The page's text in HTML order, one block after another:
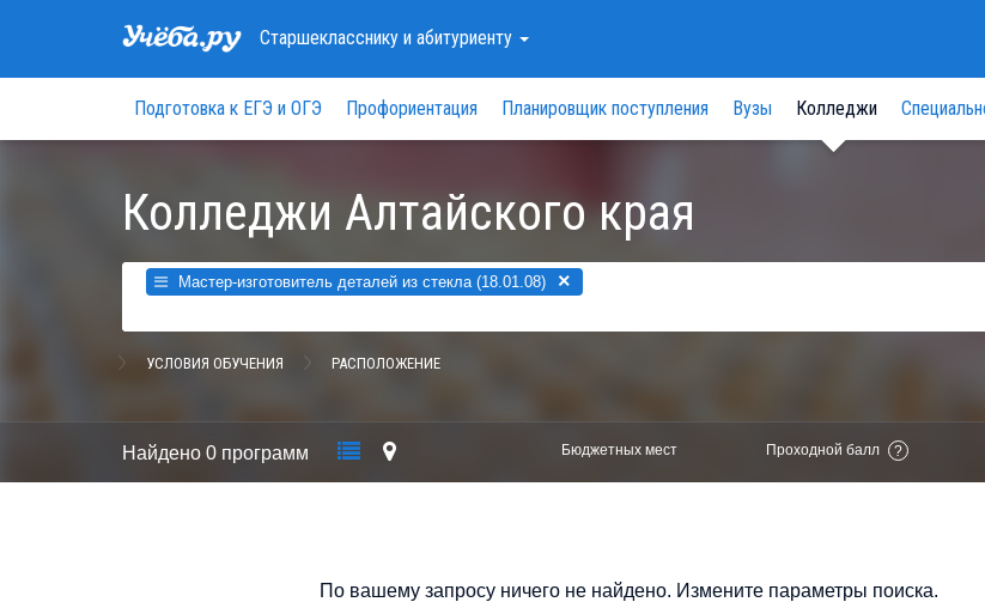
Старшеклассникуи абитуриенту
Подготовка к ЕГЭ и ОГЭ Профориентация Планировщик поступления Вузы Колледжи
Колледжи Алтайского края
Мастер-изготовитель деталей из стекла (18.01.08) ×
УСЛОВИЯ ОБУЧЕНИЯ РАСПОЛОЖЕНИЕ
Найдено 0 программ Бюджетных мест Проходной балл ?
По вашему запросу ничего не найдено. Измените параметры поиска.